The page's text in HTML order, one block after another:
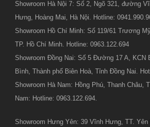
Showroom Hà Nội 7: Số 2, Ngõ 321, đường
Hưng, Hoàng Mai, Hà Nội. Hotline:
Showroom Hồ Chí Minh: Số 119/61 Trương
TP. Hồ Chí Minh. Hotline: 0963.122.694
Showroom Đồng Nai: Số 5 Đường 17 A, KCN
Bình, Thành phố Biên Hoà, Tỉnh Đồng Nai.
Showroom Hà Nam: Hồng Phú, Thanh Châu,
Nam: Hotline: 0963.122.694.
Showroom Hưng Yên: 39 Vĩnh Hưng, TT.